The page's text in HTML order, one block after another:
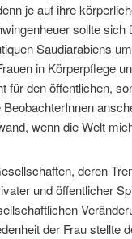
je auf ihre
sollte sich
Saudiarabiens
in Körperpflege
für den öffentlichen,
wenn die Welt
deren
und öffentlicher
der Frau stellte